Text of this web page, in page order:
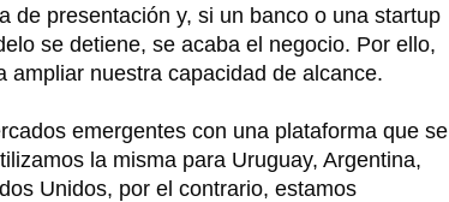
de presentación y, si un banco o una startup
se detiene, se acaba el negocio. Por ello,
nuestra capacidad de alcance.
emergentes con una plataforma que se
la misma para Uruguay, Argentina,
Unidos, por el contrario, estamos